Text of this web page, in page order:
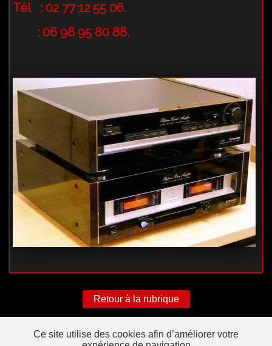
Tél : 02 77 12 55 06.
: 06 98 95 80 88.
Retour à la rubrique
Ce site utilise des cookies afin d’améliorer votre